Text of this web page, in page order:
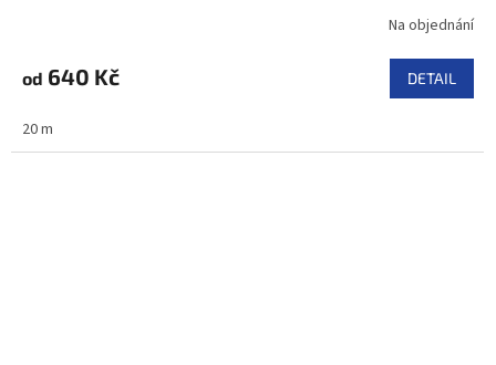
Na objednání
od 640 Kč DETAIL
20 m